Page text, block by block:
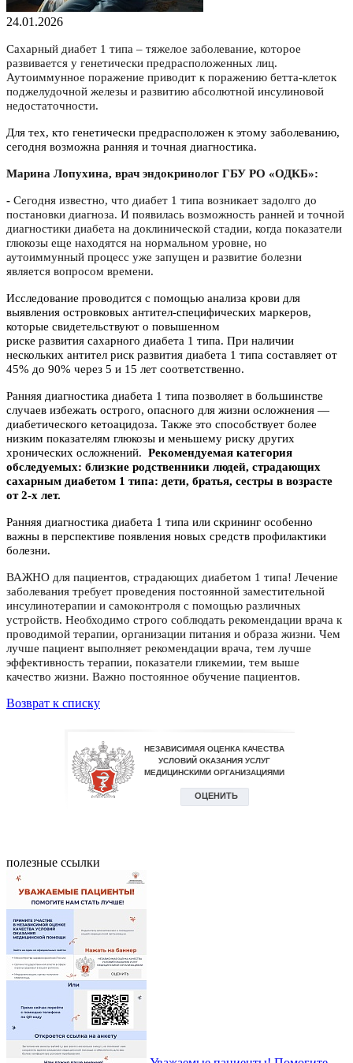
24.01.2026
Сахарный диабет 1 типа – тяжелое заболевание, которое
развивается у генетически предрасположенных лиц.
Аутоиммунное поражение приводит к поражению бетта-клеток
поджелудочной железы и развитию абсолютной инсулиновой
недостаточности.
Для тех, кто генетически предрасположен к этому заболеванию,
сегодня возможна ранняя и точная диагностика.
Марина Лопухина, врач эндокринолог ГБУ РО «ОДКБ»:
- Сегодня известно, что диабет 1 типа возникает задолго до
постановки диагноза. И появилась возможность ранней и точной
диагностики диабета на доклинической стадии, когда показатели
глюкозы еще находятся на нормальном уровне, но
аутоиммунный процесс уже запущен и развитие болезни
является вопросом времени.
Исследование проводится с помощью анализа крови для
выявления островковых антител-специфических маркеров,
которые свидетельствуют о повышенном
риске развития сахарного диабета 1 типа. При наличии
нескольких антител риск развития диабета 1 типа составляет от
45% до 90% через 5 и 15 лет соответственно.
Ранняя диагностика диабета 1 типа позволяет в большинстве
случаев избежать острого, опасного для жизни осложнения —
диабетического кетоацидоза. Также это способствует более
низким показателям глюкозы и меньшему риску других
хронических осложнений. Рекомендуемая категория
обследуемых: близкие родственники людей, страдающих
сахарным диабетом 1 типа: дети, братья, сестры в возрасте
от 2-х лет.
Ранняя диагностика диабета 1 типа или скрининг особенно
важны в перспективе появления новых средств профилактики
болезни.
ВАЖНО для пациентов, страдающих диабетом 1 типа! Лечение
заболевания требует проведения постоянной заместительной
инсулинотерапии и самоконтроля с помощью различных
устройств. Необходимо строго соблюдать рекомендации врача к
проводимой терапии, организации питания и образа жизни. Чем
лучше пациент выполняет рекомендации врача, тем лучше
эффективность терапии, показатели гликемии, тем выше
качество жизни. Важно постоянное обучение пациентов.
Возврат к списку
полезные ссылки